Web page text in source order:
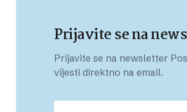
Prijavite se na
Prijavite se na newsletter
vijesti direktno na email.